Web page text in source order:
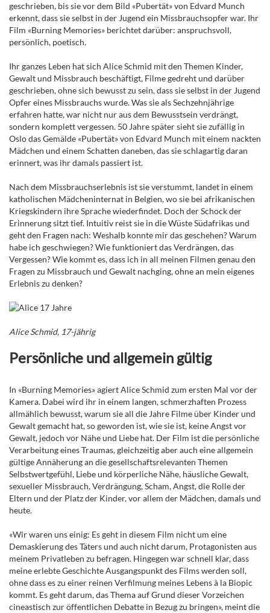
geschrieben, bis sie vor dem Bild «Pubertät» von Edvard Munch
erkennt, dass sie selbst in der Jugend ein Missbrauchsopfer war. Ihr
Film «Burning Memories» berichtet darüber: anspruchsvoll,
persönlich, poetisch.
Ihr ganzes Leben hat sich Alice Schmid mit den Themen Kinder,
Gewalt und Missbrauch beschäftigt, Filme gedreht und darüber
geschrieben, ohne sich bewusst zu sein, dass sie selbst in der Jugend
Opfer eines Missbrauchs wurde. Was sie als Sechzehnjährige
erfahren hatte, war nicht nur aus dem Bewusstsein verdrängt,
sondern komplett vergessen. 50 Jahre später sieht sie zufällig in
Oslo das Gemälde «Pubertät» von Edvard Munch mit einem nackten
Mädchen und einem Schatten daneben, das sie schlagartig daran
erinnert, was ihr damals passiert ist.
Nach dem Missbrauchserlebnis ist sie verstummt, landet in einem
katholischen Mädcheninternat in Belgien, wo sie bei afrikanischen
Kriegskindern ihre Sprache wiederfindet. Doch der Schock der
Erinnerung sitzt tief. Intuitiv reist sie in die Wüste Südafrikas und
geht den Fragen nach: Weshalb konnte mir das geschehen? Warum
habe ich geschwiegen? Wie funktioniert das Verdrängen, das
Vergessen? Wie kommt es, dass ich in all meinen Filmen genau den
Fragen zu Missbrauch und Gewalt nachging, ohne an mein eigenes
Erlebnis zu denken?
Alice Schmid, 17-jährig
Persönliche und allgemein gültig
In «Burning Memories» agiert Alice Schmid zum ersten Mal vor der
Kamera. Dabei wird ihr in einem langen, schmerzhaften Prozess
allmählich bewusst, warum sie all die Jahre Filme über Kinder und
Gewalt gemacht hat, so geworden ist, wie sie ist, keine Angst vor
Gewalt, jedoch vor Nähe und Liebe hat. Der Film ist die persönliche
Verarbeitung eines Traumas, gleichzeitig aber auch eine allgemein
gültige Annäherung an die gesellschaftsrelevanten Themen
Selbstwertgefühl, Liebe und körperliche Nähe, häusliche Gewalt,
sexueller Missbrauch, Verdrängung, Scham, Angst, die Rolle der
Eltern und der Platz der Kinder, vor allem der Mädchen, damals und
heute.
«Wir waren uns einig: Es geht in diesem Film nicht um eine
Demaskierung des Täters und auch nicht darum, Protagonisten aus
meinem Privatleben zu befragen. Hingegen war schnell klar, dass
meine erlebte Geschichte Ausgangspunkt des Films werden soll,
ohne dass es zu einer reinen Verfilmung meines Lebens à la Biopic
kommt. Es geht darum, das Thema auf Grund dieser Vorzeichen
cineastisch zur öffentlichen Debatte in Bezug zu bringen», meint die